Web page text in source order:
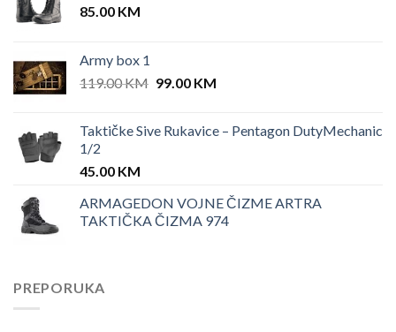
85.00 KM
Army box 1
119.00KM Original
119.00 KM.
99.00 KMCurrent
99.00 KM.
Taktičke Sive Rukavice – Pentagon DutyMechanic
1/2
45.00 KM
ARMAGEDON VOJNE ČIZME ARTRA
TAKTIČKA ČIZMA 974
PREPORUKA